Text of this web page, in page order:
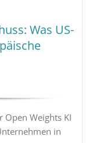
Was US-
Open Weights KI
in